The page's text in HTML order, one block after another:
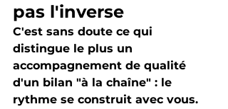
pas l'inverse
C'est sans doute ce qui
distingue le plus un
accompagnement de qualité
d'un bilan "à la chaîne" : le
rythme se construit avec vous.